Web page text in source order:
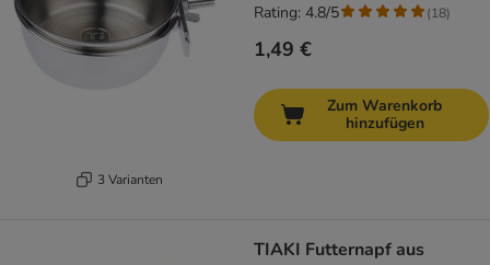
3 Varianten
1,49 €
Rating: 4.8/5 (18)
Zum Warenkorb
hinzufügen
TIAKI Futternapf aus